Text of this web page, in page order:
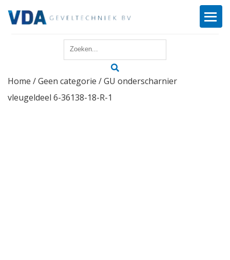
Reparatie
Home /Geen categorie / GU onderscharnier
vleugeldeel 6-36138-18-R-1